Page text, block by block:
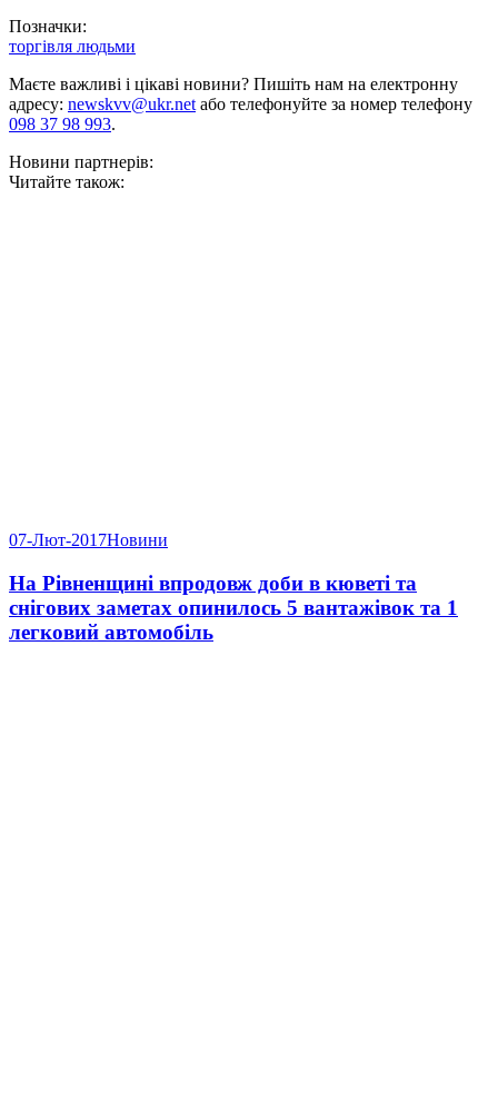
Позначки:
торгівля людьми
Маєте важливі і цікаві новини? Пишіть нам на електронну
адресу: newskvv@ukr.netабо телефонуйте за номер телефону
098 37 98 993.
Новини партнерів:
Читайте також:
07-Лют-2017Новини
На Рівненщині впродовж доби в кюветі та
снігових заметах опинилось 5 вантажівок та 1
легковий автомобіль